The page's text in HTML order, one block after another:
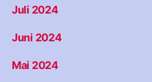
Juli 2024
Juni 2024
Mai 2024